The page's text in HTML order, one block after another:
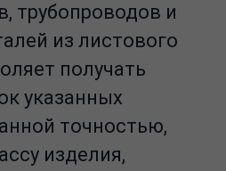
трубопроводов и
из листового
получать
указанных
точностью,
изделия,